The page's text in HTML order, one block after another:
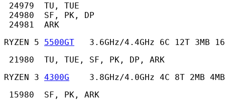
24979  TU, TUE
24980  SF, PK, DP
24981  ARK
RYZEN 5 5500GT
3.6GHz/4.4GHz 6C 12T 3MB
21980  TU, TUE, SF, PK, DP, ARK
RYZEN 3 4300G
3.8GHz/4.0GHz 4C 8T 2MB
15980  SF, PK, ARK